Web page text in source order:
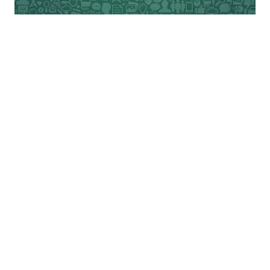
के ही उदाहरण को लें तो तीनों में से एक भी काम